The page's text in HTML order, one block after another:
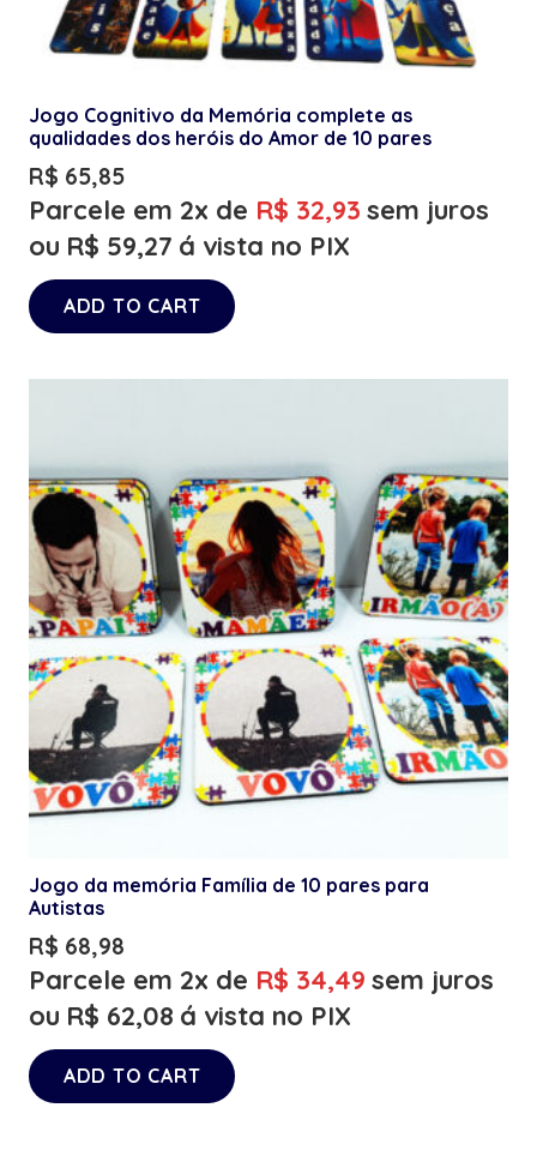
Jogo Cognitivo da Memória complete as
qualidades dos heróis do Amor de 10 pares
R$ 65,85
Parcele em 2x de R$ 32,93 sem juros
ou R$ 59,27 á vista no PIX
ADD TO CART
Jogo da memória Família de 10 pares para
Autistas
R$ 68,98
Parcele em 2x de R$ 34,49 sem juros
ou R$ 62,08 á vista no PIX
ADD TO CART